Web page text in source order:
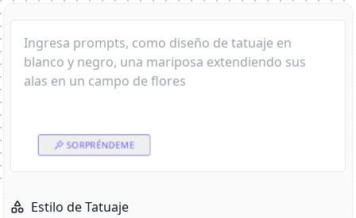
SORPRÉNDEME
Estilo de Tatuaje